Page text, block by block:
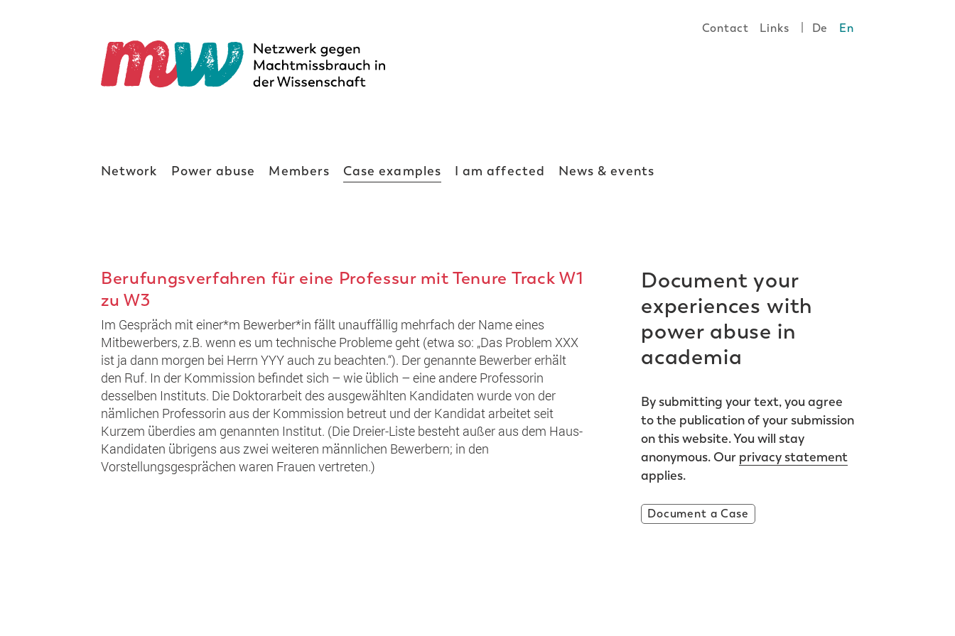
Contact Links | De En
Network Power abuse Members Case examples I am affected News & events
Berufungsverfahren für eine Professur mit Tenure Track W1
zu W3
Im Gespräch mit einer*m Bewerber*in fällt unauffällig mehrfach der Name eines
Mitbewerbers, z.B. wenn es um technische Probleme geht (etwa so: „Das Problem XXX
ist ja dann morgen bei Herrn YYY auch zu beachten.“). Der genannte Bewerber erhält
den Ruf. In der Kommission befindet sich – wie üblich – eine andere Professorin
desselben Instituts. Die Doktorarbeit des ausgewählten Kandidaten wurde von der
nämlichen Professorin aus der Kommission betreut und der Kandidat arbeitet seit
Kurzem überdies am genannten Institut. (Die Dreier-Liste besteht außer aus dem Haus-
Kandidaten übrigens aus zwei weiteren männlichen Bewerbern; in den
Vorstellungsgesprächen waren Frauen vertreten.)
Document your
experiences with
power abuse in
academia
By submitting your text, you agree
to the publication of your submission
on this website. You will stay
anonymous. Our privacy statement
applies.
Document a Case